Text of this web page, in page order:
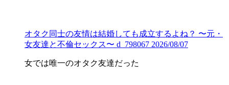
オタク同士の友情は結婚しても成立するよね？ 〜元・
女友達と不倫セックス〜 d_798067 2026/08/07
女では唯一のオタク友達だった